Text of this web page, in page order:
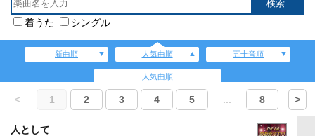
着うた シングル
新曲順 人気曲順 五十音順
人気曲順
< 1 2 3 4 5 ... 8 >
人として